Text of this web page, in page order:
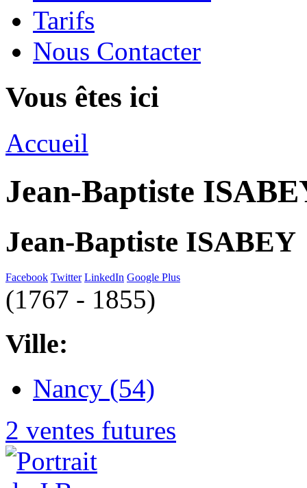
Tarifs
Nous Contacter
Vous êtes ici
Accueil
Jean-Baptiste
Jean-Baptiste ISABEY
Facebook Twitter LinkedIn Google Plus
(1767 - 1855)
Ville:
Nancy (54)
2 ventes futures